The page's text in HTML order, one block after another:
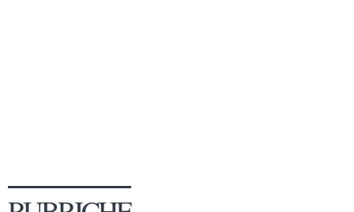
Tabù Festival 2014